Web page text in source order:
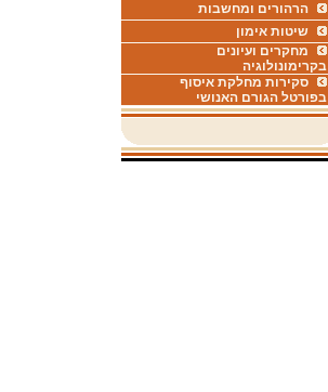
הרהורים ומחשבות
שיטות אימון
מחקרים ועיונים
בקרימונולוגיה
סקירות מחלקת איסוף
בפורטל הגורם האנושי